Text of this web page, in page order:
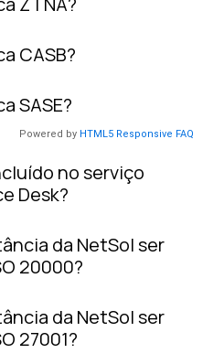
CASB?
SASE?
Powered by HTML5 Responsive FAQ
no serviço
Desk?
da NetSol ser
20000?
da NetSol ser
27001?